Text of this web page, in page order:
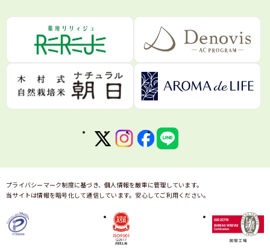
プライバシーマーク制度に基づき、個人情報を厳重に管理しています。
当サイトは情報を暗号化して通信しています。安心してご利用ください。